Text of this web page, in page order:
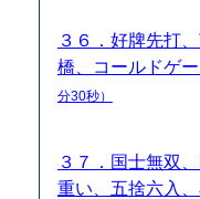
３６．好牌先打
橋、コールドゲ
分30秒）
３７．国士無双
重い、五捨六入